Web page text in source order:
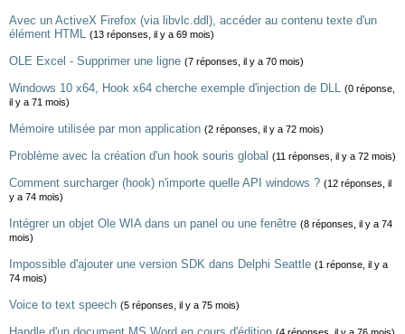
Avec un ActiveX Firefox (via libvlc.ddl), accéder au contenu texte d'un
élément HTML (13 réponses, il y a 69 mois)
OLE Excel - Supprimer une ligne (7 réponses, il y a 70 mois)
Windows 10 x64, Hook x64 cherche exemple d'injection de DLL (0 réponse,
il y a 71 mois)
Mémoire utilisée par mon application (2 réponses, il y a 72 mois)
Problème avec la création d'un hook souris global (11 réponses, il y a 72 mois)
Comment surcharger (hook) n'importe quelle API windows ? (12 réponses, il
y a 74 mois)
Intégrer un objet Ole WIA dans un panel ou une fenêtre (8 réponses, il y a 74
mois)
Impossible d'ajouter une version SDK dans Delphi Seattle (1 réponse, il y a
74 mois)
Voice to text speech (5 réponses, il y a 75 mois)